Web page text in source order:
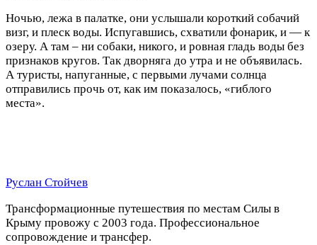
Ночью, лежа в палатке, они услышали короткий собачий
визг, и плеск воды. Испугавшись, схватили фонарик, и — к
озеру. А там – ни собаки, никого, и ровная гладь воды без
признаков кругов. Так дворняга до утра и не объявилась.
А туристы, напуганные, с первыми лучами солнца
отправились прочь от, как им показалось, «гиблого
места».
Руслан Стойчев
Трансформационные путешествия по местам Силы в
Крыму провожу с 2003 года. Профессиональное
сопровождение и трансфер.